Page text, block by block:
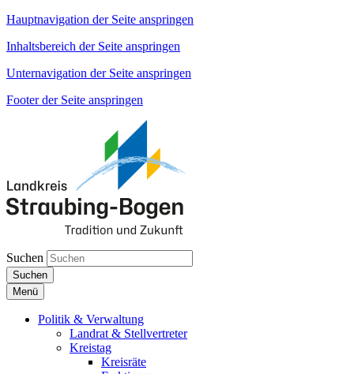
Hauptnavigation der Seite anspringen
Inhaltsbereich der Seite anspringen
Unternavigation der Seite anspringen
Footer der Seite anspringen
Suchen
Suchen
Menü
Politik & Verwaltung
Landrat & Stellvertreter
Kreistag
Kreisräte